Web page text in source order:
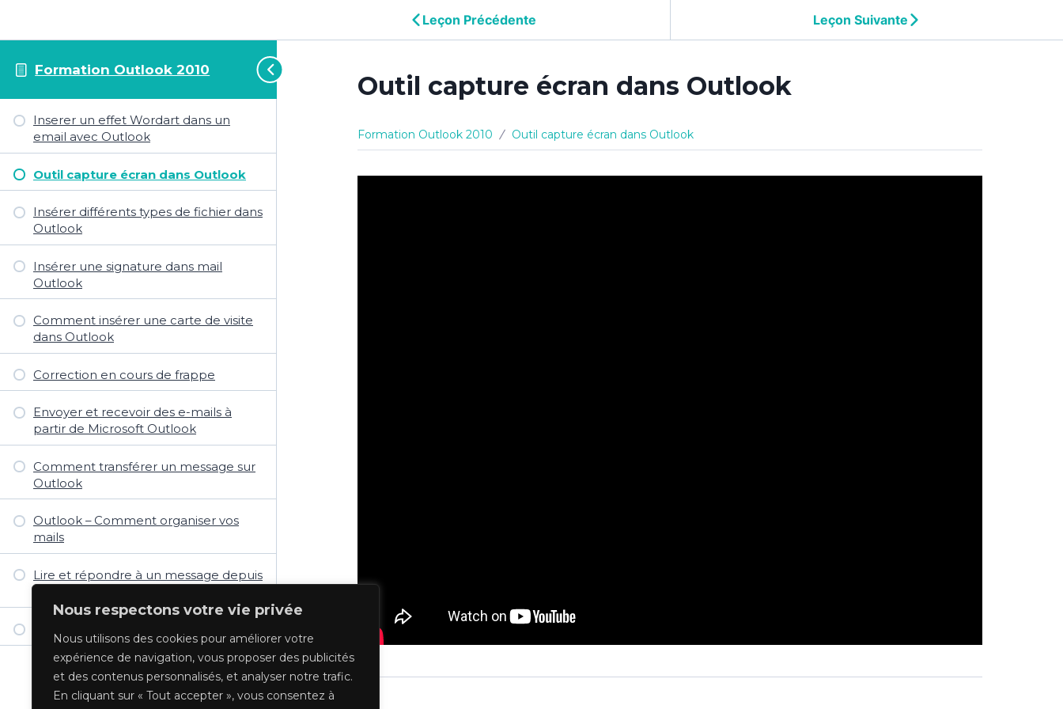
Nous respectons votre vie privée
Nous utilisons des cookies pour améliorer votre
expérience de navigation, vous proposer des publicités
et des contenus personnalisés, et analyser notre trafic.
En cliquant sur « Tout accepter », vous consentez à
Formation Outlook 2010
Inserer un effet Wordart dans un
email avec Outlook
Outil capture écran dans Outlook
Insérer différents types de fichier dans
Outlook
Insérer une signature dans mail
Outlook
Comment insérer une carte de visite
dans Outlook
Correction en cours de frappe
Envoyer et recevoir des e-mails à
partir de Microsoft Outlook
Comment transférer un message sur
Outlook
Outlook – Comment organiser vos
mails
Lire et répondre à un message depuis
2 DE 2
Leçon Précédente Leçon Suivante
Outil capture écran dans Outlook
Formation Outlook 2010 Outil capture écran dans Outlook